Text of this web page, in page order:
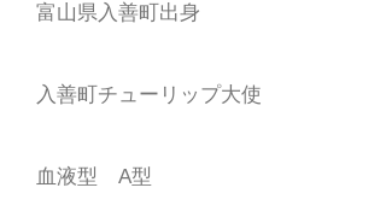
富山県入善町出身
入善町チューリップ大使
血液型 A型